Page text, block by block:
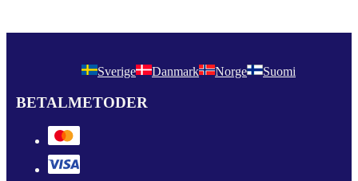
Sverige Danmark Norge Suomi
BETALMETODER